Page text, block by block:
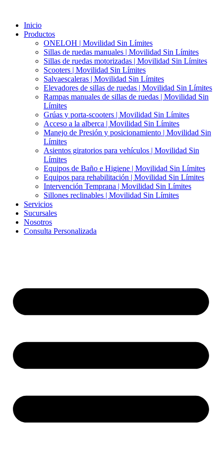
contenido
Inicio
Productos
ONELOH | Movilidad Sin Límites
Sillas de ruedas manuales | Movilidad Sin Límites
Sillas de ruedas motorizadas | Movilidad Sin Límites
Scooters | Movilidad Sin Límites
Salvaescaleras | Movilidad Sin Límites
Elevadores de sillas de ruedas | Movilidad Sin Límites
Rampas manuales de sillas de ruedas | Movilidad Sin
Límites
Grúas y porta-scooters | Movilidad Sin Límites
Acceso a la alberca | Movilidad Sin Límites
Manejo de Presión y posicionamiento | Movilidad Sin
Límites
Asientos giratorios para vehículos | Movilidad Sin
Límites
Equipos de Baño e Higiene | Movilidad Sin Límites
Equipos para rehabilitación | Movilidad Sin Límites
Intervención Temprana | Movilidad Sin Límites
Sillones reclinables | Movilidad Sin Límites
Servicios
Sucursales
Nosotros
Consulta Personalizada